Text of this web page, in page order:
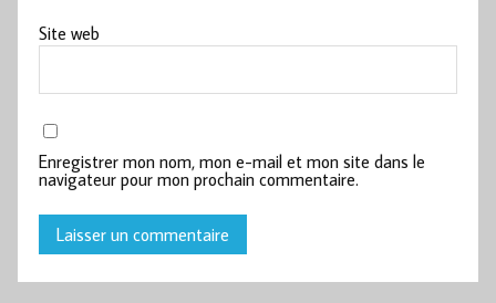
Site web
Enregistrer mon nom, mon e-mail et mon site dans le
navigateur pour mon prochain commentaire.